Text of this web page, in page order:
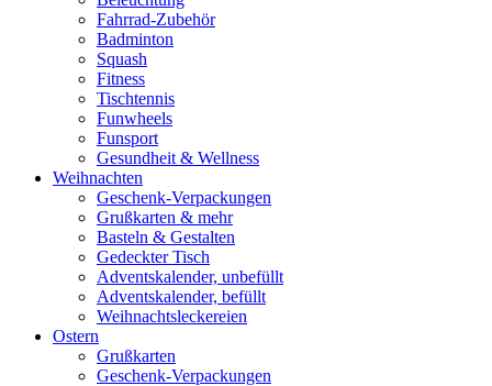
Fahrrad-Zubehör
Badminton
Squash
Fitness
Tischtennis
Funwheels
Funsport
Gesundheit & Wellness
Weihnachten
Geschenk-Verpackungen
Grußkarten & mehr
Basteln & Gestalten
Gedeckter Tisch
Adventskalender, unbefüllt
Adventskalender, befüllt
Weihnachtsleckereien
Ostern
Grußkarten
Geschenk-Verpackungen